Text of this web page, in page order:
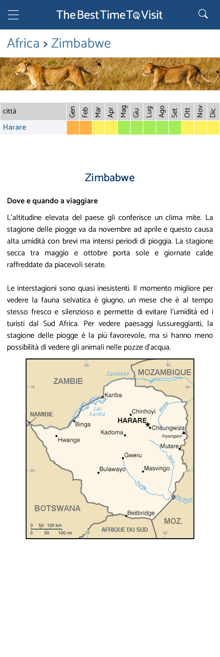
Africa>Zimbabwe
città Gen Feb Mar Apr Mag Giu Lug Ago Set Ott Nov Dic
Harare
Zimbabwe
Dove e quando a viaggiare
L'altitudine elevata del paese gli conferisce un clima mite. La
stagione delle piogge va da novembre ad aprile e questo causa
alta umidità con brevi ma intensi periodi di pioggia. La stagione
secca tra maggio e ottobre porta sole e giornate calde
raffreddate da piacevoli serate.
Le interstagioni sono quasi inesistenti. Il momento migliore per
vedere la fauna selvatica è giugno, un mese che è al tempo
stesso fresco e silenzioso e permette di evitare l'umidità ed i
turisti dal Sud Africa. Per vedere paesaggi lussureggianti, la
stagione delle piogge è la più favorevole, ma si hanno meno
possibilità di vedere gli animali nelle pozze d'acqua.